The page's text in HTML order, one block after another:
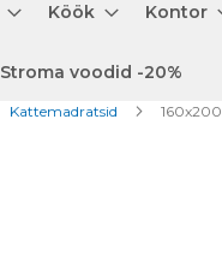
Köök Kontor
Stroma voodid -20%
Kattemadratsid 160x200